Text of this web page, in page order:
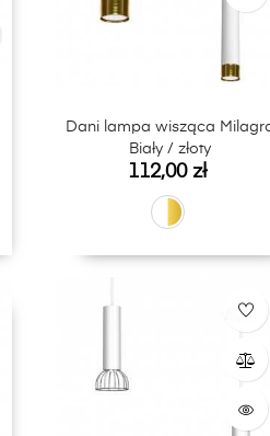
Dani lampa wisząca
Biały / złoty
Cena
112,00 zł